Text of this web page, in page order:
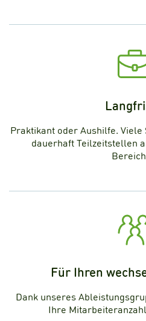
Praktikant oder Aushilfe.
dauerhaft Teilzeitstellen
Für Ihren
Dank unseres
Ihre